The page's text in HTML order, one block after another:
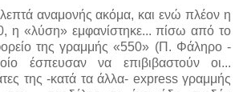
αναμονής ακόμα, και ενώ πλέον η
η «λύση» εμφανίστηκε... πίσω από το
της γραμμής «550» (Π. Φάληρο -
έσπευσαν να επιβιβαστούν οι...
της -κατά τα άλλα- express γραμμής